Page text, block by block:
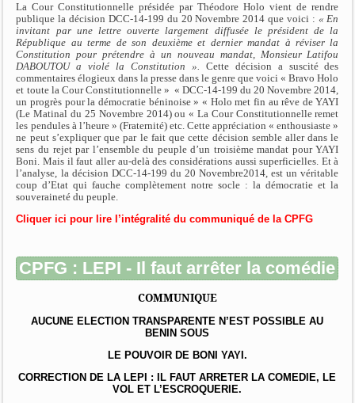
La Cour Constitutionnelle présidée par Théodore Holo vient de rendre
publique la décision DCC-14-199 du 20 Novembre 2014 que voici : « En
invitant par une lettre ouverte largement diffusée le président de la
République au terme de son deuxième et dernier mandat à réviser la
Constitution pour prétendre à un nouveau mandat, Monsieur Latifou
DABOUTOU a violé la Constitution ». Cette décision a suscité des
commentaires élogieux dans la presse dans le genre que voici « Bravo Holo
et toute la Cour Constitutionnelle » « DCC-14-199 du 20 Novembre 2014,
un progrès pour la démocratie béninoise » « Holo met fin au rêve de YAYI
(Le Matinal du 25 Novembre 2014) ou « La Cour Constitutionnelle remet
les pendules à l’heure » (Fraternité) etc. Cette appréciation « enthousiaste »
ne peut s’expliquer que par le fait que cette décision semble aller dans le
sens du rejet par l’ensemble du peuple d’un troisième mandat pour YAYI
Boni. Mais il faut aller au-delà des considérations aussi superficielles. Et à
l’analyse, la décision DCC-14-199 du 20 Novembre2014, est un véritable
coup d’Etat qui fauche complètement notre socle : la démocratie et la
souveraineté du peuple.
Cliquer ici pour lire l’intégralité du communiqué de la CPFG
CPFG : LEPI - Il faut arrêter la comédie
COMMUNIQUE
AUCUNE ELECTION TRANSPARENTE N’EST POSSIBLE AU
BENIN SOUS
LE POUVOIR DE BONI YAYI.
CORRECTION DE LA LEPI : IL FAUT ARRETER LA COMEDIE, LE
VOL ET L’ESCROQUERIE.